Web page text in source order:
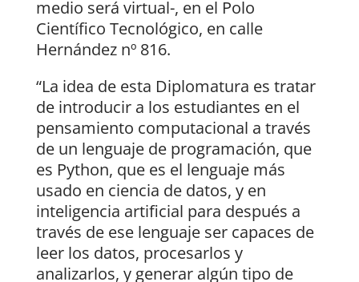
medio será virtual-, en el Polo
Científico Tecnológico, en calle
Hernández nº 816.
“La idea de esta Diplomatura es tratar
de introducir a los estudiantes en el
pensamiento computacional a través
de un lenguaje de programación, que
es Python, que es el lenguaje más
usado en ciencia de datos, y en
inteligencia artificial para después a
través de ese lenguaje ser capaces de
leer los datos, procesarlos y
analizarlos, y generar algún tipo de